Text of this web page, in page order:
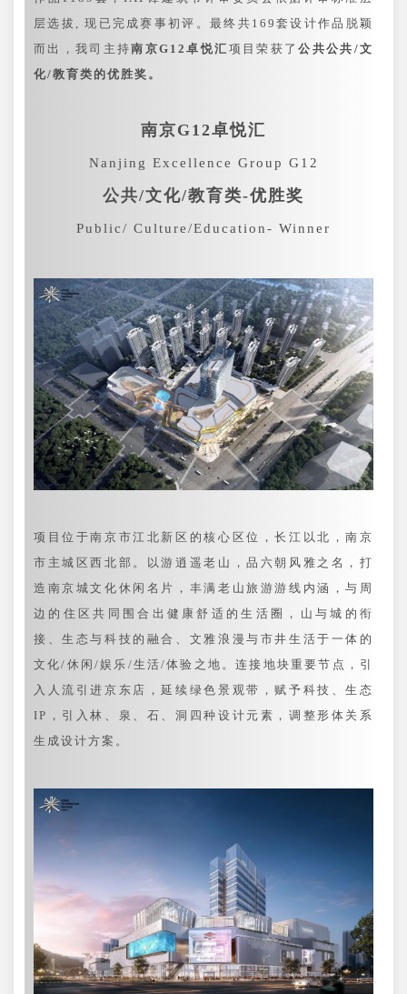
层选拔, 现已完成赛事初评。最终共169套设计作品脱颖
而出，我司主持南京G12卓悦汇 项目荣获了公共公共/文
化/教育类的优胜奖。
南京G12卓悦汇
Nanjing Excellence Group G12
公共/文化/教育类-优胜奖
Public/ Culture/Education- Winner
项目位于南京市江北新区的核心区位，长江以北，南京
市主城区西北部。以游逍遥老山，品六朝风雅之名，打
造南京城文化休闲名片，丰满老山旅游游线内涵，与周
边的住区共同围合出健康舒适的生活圈，山与城的衔
接、生态与科技的融合、文雅浪漫与市井生活于一体的
文化/休闲/娱乐/生活/体验之地。连接地块重要节点，引
入人流引进京东店，延续绿色景观带，赋予科技、生态
IP，引入林、泉、石、洞四种设计元素，调整形体关系
生成设计方案。